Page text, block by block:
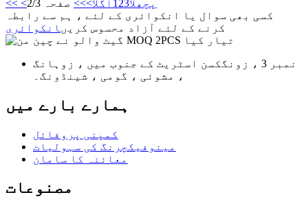
<<
<پچھلا 1 23 اگلا>>> صفحہ 2/3
کسی بھی سوال یا انکوائری کے لئے ، ہم سے رابطہ
کرنے کے لئے آزاد محسوس کریں انکوائری
نمبر 3 ، زونگکسن اسٹریٹ کے جنوب میں ، زوہانگ
، مشوئی ، گومی ، شینڈونگ۔
ہمارے بارے میں
کمپنی پروفائل
مینوفیکچرنگ کی سہولیات
معائنہ کا سامان
مصنوعات